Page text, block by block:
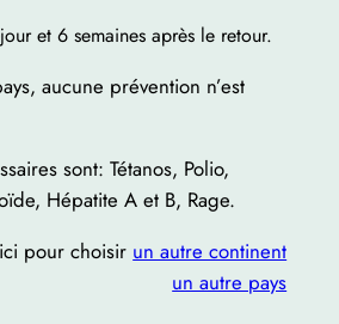
et 6 semaines après le retour.
aucune prévention n’est
sont: Tétanos, Polio,
Hépatite A et B, Rage.
pour choisir un autre continent
un autre pays